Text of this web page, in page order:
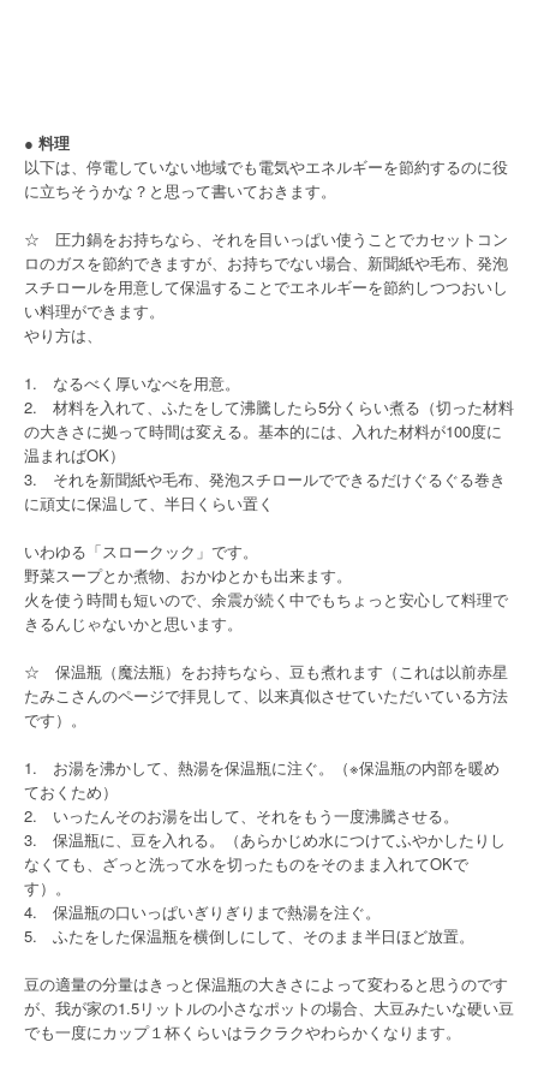
● 料理
以下は、停電していない地域でも電気やエネルギーを節約するのに役
に立ちそうかな？と思って書いておきます。
☆ 圧力鍋をお持ちなら、それを目いっぱい使うことでカセットコン
ロのガスを節約できますが、お持ちでない場合、新聞紙や毛布、発泡
スチロールを用意して保温することでエネルギーを節約しつつおいし
い料理ができます。
やり方は、
1. なるべく厚いなべを用意。
2. 材料を入れて、ふたをして沸騰したら5分くらい煮る（切った材料
の大きさに拠って時間は変える。基本的には、入れた材料が100度に
温まればOK）
3. それを新聞紙や毛布、発泡スチロールでできるだけぐるぐる巻き
に頑丈に保温して、半日くらい置く
いわゆる「スロークック」です。
野菜スープとか煮物、おかゆとかも出来ます。
火を使う時間も短いので、余震が続く中でもちょっと安心して料理で
きるんじゃないかと思います。
☆ 保温瓶（魔法瓶）をお持ちなら、豆も煮れます（これは以前赤星
たみこさんのページで拝見して、以来真似させていただいている方法
です）。
1. お湯を沸かして、熱湯を保温瓶に注ぐ。（※保温瓶の内部を暖め
ておくため）
2. いったんそのお湯を出して、それをもう一度沸騰させる。
3. 保温瓶に、豆を入れる。（あらかじめ水につけてふやかしたりし
なくても、ざっと洗って水を切ったものをそのまま入れてOKで
す）。
4. 保温瓶の口いっぱいぎりぎりまで熱湯を注ぐ。
5. ふたをした保温瓶を横倒しにして、そのまま半日ほど放置。
豆の適量の分量はきっと保温瓶の大きさによって変わると思うのです
が、我が家の1.5リットルの小さなポットの場合、大豆みたいな硬い豆
でも一度にカップ１杯くらいはラクラクやわらかくなります。